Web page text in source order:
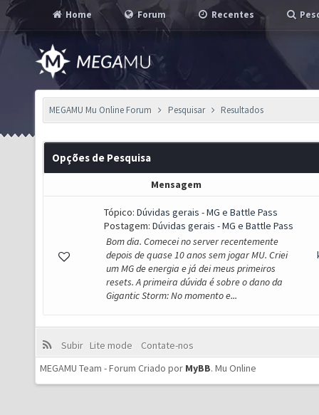
Home Forum Recentes
MEGAMU Mu Online Forum Pesquisar Resultados
Opções de Pesquisa
Mensagem
Tópico: Dúvidas gerais - MG e Battle Pass
Postagem: Dúvidas gerais - MG e Battle Pass
Bom dia. Comecei no server recentemente
depois de quase 10 anos sem jogar MU. Criei
um MG de energia e já dei meus primeiros
resets. A primeira dúvida é sobre o dano da
Gigantic Storm: No momento e...
Subir Lite mode
Contate-nos
MEGAMU Team - Forum Criado por MyBB. Mu Online